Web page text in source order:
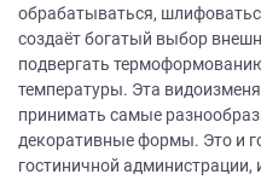
обрабатываться,
создаёт богатый выбор
подвергать
температуры. Эта
принимать самые
декоративные формы. Это и
гостиничной администрации,